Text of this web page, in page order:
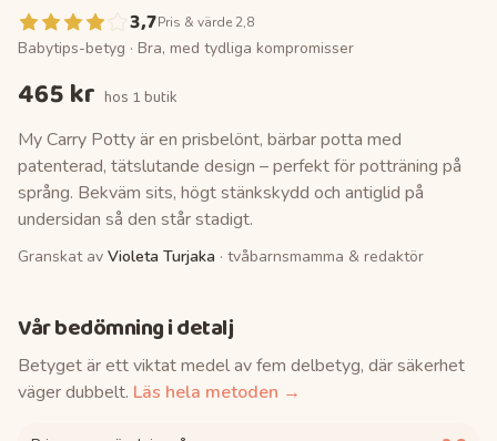
3,7Pris & värde 2,8
Babytips-betyg · Bra, med tydliga kompromisser
465 kr hos 1 butik
My Carry Potty är en prisbelönt, bärbar potta med
patenterad, tätslutande design – perfekt för potträning på
språng. Bekväm sits, högt stänkskydd och antiglid på
undersidan så den står stadigt.
Granskat av Violeta Turjaka · tvåbarnsmamma & redaktör
Vår bedömning i detalj
Betyget är ett viktat medel av fem delbetyg, där säkerhet
väger dubbelt. Läs hela metoden →